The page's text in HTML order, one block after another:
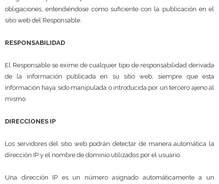
obligaciones, entendiéndose como suficiente con la publicación en el
sitio web del Responsable.
RESPONSABILIDAD
El Responsable se exime de cualquier tipo de responsabilidad derivada
de la información publicada en su sitio web, siempre que esta
información haya sido manipulada o introducida por un tercero ajeno al
mismo.
DIRECCIONES IP
Los servidores del sitio web podrán detectar de manera automática la
dirección IP y el nombre de dominio utilizados por el usuario.
Una dirección IP es un número asignado automáticamente a un